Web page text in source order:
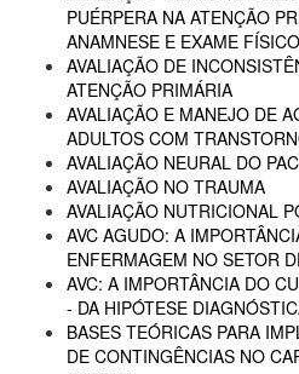
PUÉRPERA NA ATENÇÃO
ANAMNESE E EXAME FÍSICO
AVALIAÇÃO DE
ATENÇÃO PRIMÁRIA
AVALIAÇÃO E MANEJO DE
ADULTOS COM
AVALIAÇÃO NEURAL DO
AVALIAÇÃO NO TRAUMA
AVALIAÇÃO NUTRICIONAL
AVC AGUDO: A
ENFERMAGEM NO SETOR
AVC: A IMPORTÂNCIA DO
- DA HIPÓTESE
BASES TEÓRICAS PARA
DE CONTINGÊNCIAS NO